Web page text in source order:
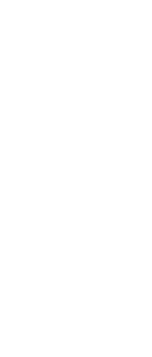
permite conversar en tiempo
de Internet entre personas
puntos del planeta
del teclado.
la Actividad: Glosario?
y añadir entradas →